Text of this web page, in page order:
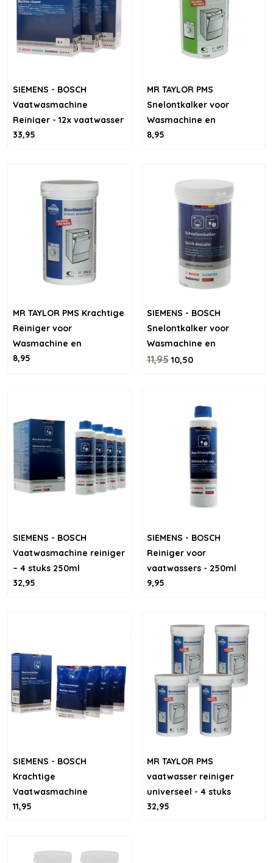
SIEMENS - BOSCH
Vaatwasmachine
Reiniger - 12x vaatwasser
schoonmaken
33,95
MR TAYLOR PMS
Snelontkalker voor
Wasmachine en
Vaatwasser
8,95
MR TAYLOR PMS Krachtige
Reiniger voor
Wasmachine en
vaatwasser
8,95
SIEMENS - BOSCH
Snelontkalker voor
Wasmachine en
Vaatwasser
11,9510,50
SIEMENS - BOSCH
Vaatwasmachine reiniger
– 4 stuks 250ml
32,95
SIEMENS - BOSCH
Reiniger voor
vaatwassers - 250ml
9,95
SIEMENS - BOSCH
Krachtige
Vaatwasmachine
Reiniger - 4x45g
11,95
MR TAYLOR PMS
vaatwasser reiniger
universeel - 4 stuks
32,95